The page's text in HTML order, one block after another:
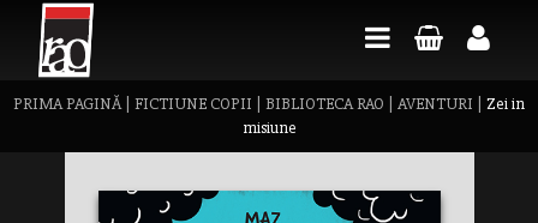
PRIMA PAGINĂ| FICTIUNE COPII BIBLIOTECA RAO AVENTURI
Zei in
misiune